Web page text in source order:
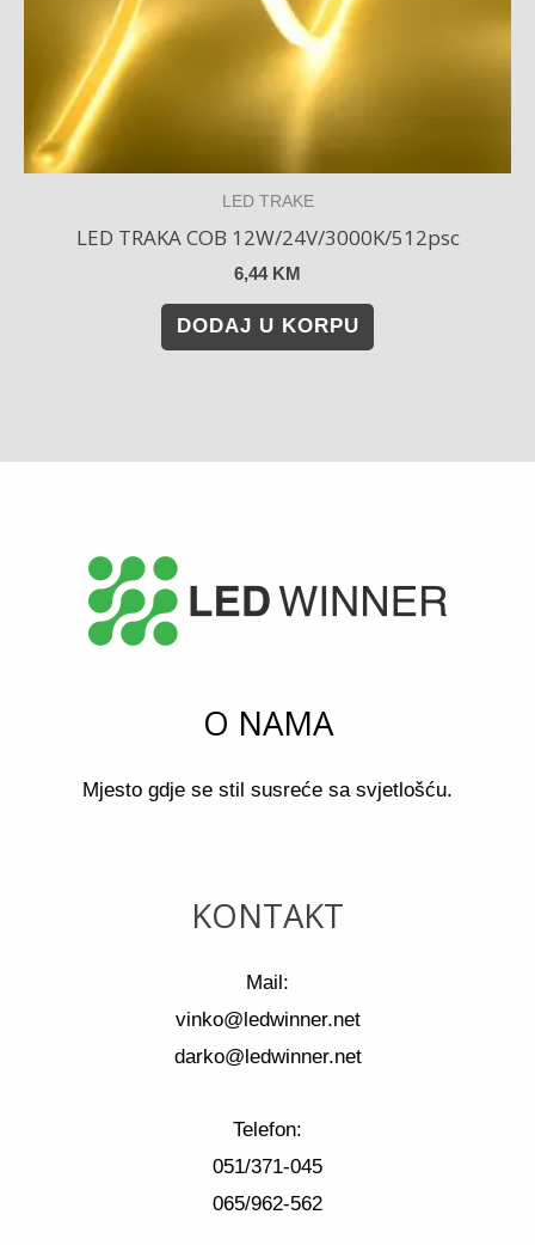
LED TRAKE
LED TRAKA COB 12W/24V/3000K/512psc
6,44 KM
DODAJ U KORPU
O NAMA
Mjesto gdje se stil susreće sa svjetlošću.
KONTAKT
Mail:
vinko@ledwinner.net
darko@ledwinner.net
Telefon:
051/371-045
065/962-562